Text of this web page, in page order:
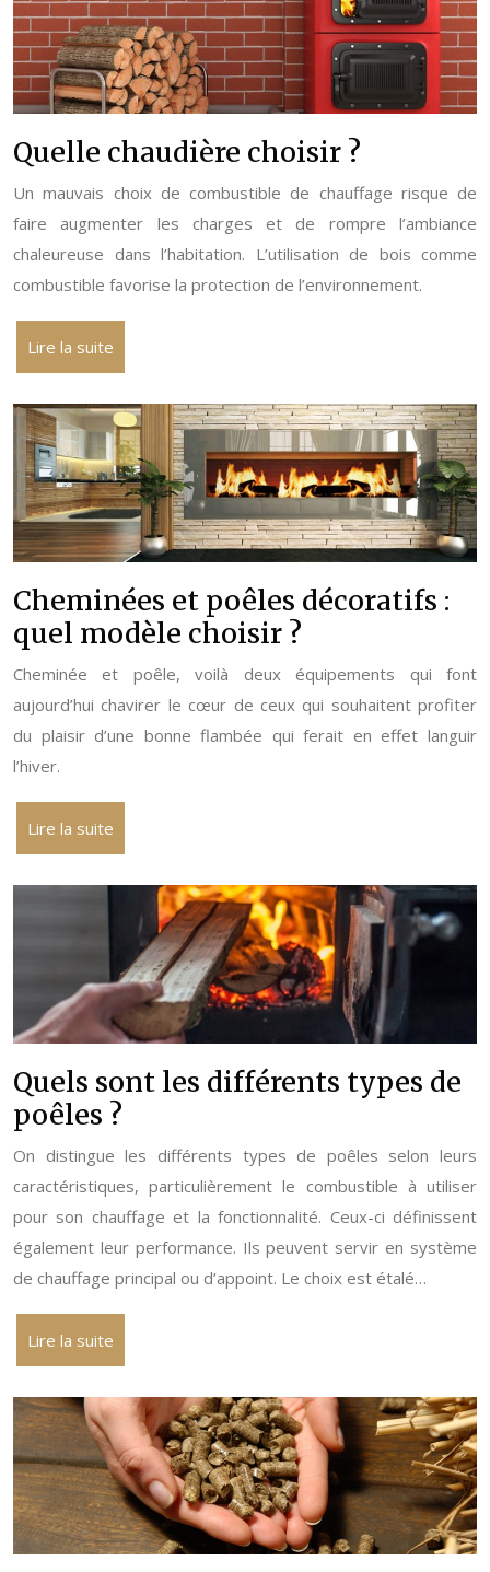
Quelle chaudière choisir ?
Un mauvais choix de combustible de chauffage risque de
faire augmenter les charges et de rompre l’ambiance
chaleureuse dans l’habitation. L’utilisation de bois comme
combustible favorise la protection de l’environnement.
Lire la suite
Cheminées et poêles décoratifs :
quel modèle choisir ?
Cheminée et poêle, voilà deux équipements qui font
aujourd’hui chavirer le cœur de ceux qui souhaitent profiter
du plaisir d’une bonne flambée qui ferait en effet languir
l’hiver.
Lire la suite
Quels sont les différents types de
poêles ?
On distingue les différents types de poêles selon leurs
caractéristiques, particulièrement le combustible à utiliser
pour son chauffage et la fonctionnalité. Ceux-ci définissent
également leur performance. Ils peuvent servir en système
de chauffage principal ou d’appoint. Le choix est étalé…
Lire la suite